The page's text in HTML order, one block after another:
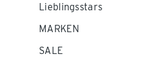
Lieblingsstars
MARKEN
SALE